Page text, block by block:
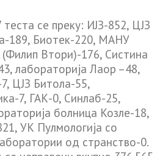
се преку: ИЈЗ-852, ЦЈЗ
189, Биотек-220, МАНУ
Втори)-176, Систина
лабораторија Лаор –48,
ЦЈЗ Битола-55,
7, ГАК-0, Синлаб-25,
болница Козле-18,
УК Пулмологија со
од странство-0.